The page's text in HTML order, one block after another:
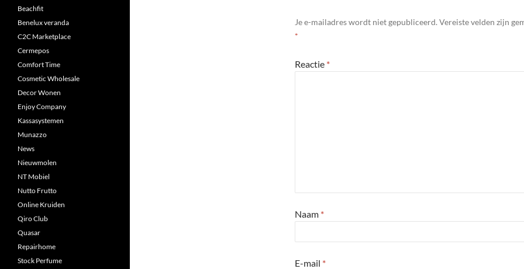
Je e-mailadres wordt niet gepubliceerd. Vereiste velden zijn
*
Reactie *
Naam *
E-mail *
Beachfit
Benelux veranda
C2C Marketplace
Cermepos
Comfort Time
Cosmetic Wholesale
Decor Wonen
Enjoy Company
Kassasystemen
Munazzo
News
Nieuwmolen
NT Mobiel
Nutto Frutto
Online Kruiden
Qiro Club
Quasar
Repairhome
Stock Perfume